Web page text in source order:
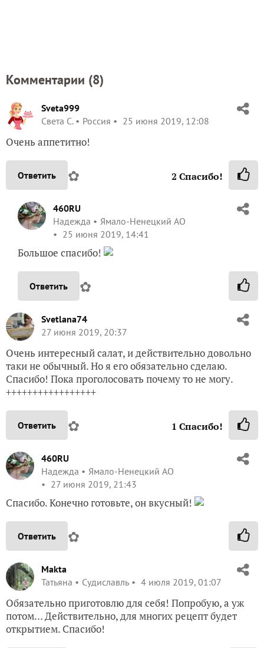
Комментарии (8)
Sveta999
Света С.
Россия 25 июня 2019, 12:08
Очень аппетитно!
Ответить ✿ 2 Спасибо!
460RU
Надежда
Ямало-Ненецкий АО
25 июня 2019, 14:41
Большое спасибо!
Ответить ✿
Svetlana74
27 июня 2019, 20:37
Очень интересный салат, и действительно довольно
таки не обычный. Но я его обязательно сделаю.
Спасибо! Пока проголосовать почему то не могу.
+++++++++++++++++
Ответить ✿ 1 Спасибо!
460RU
Надежда
Ямало-Ненецкий АО
27 июня 2019, 21:43
Спасибо. Конечно готовьте, он вкусный!
Ответить ✿
Makta
Татьяна
Судиславль 4 июля 2019, 01:07
Обязательно приготовлю для себя! Попробую, а уж
потом… Действительно, для многих рецепт будет
открытием. Спасибо!